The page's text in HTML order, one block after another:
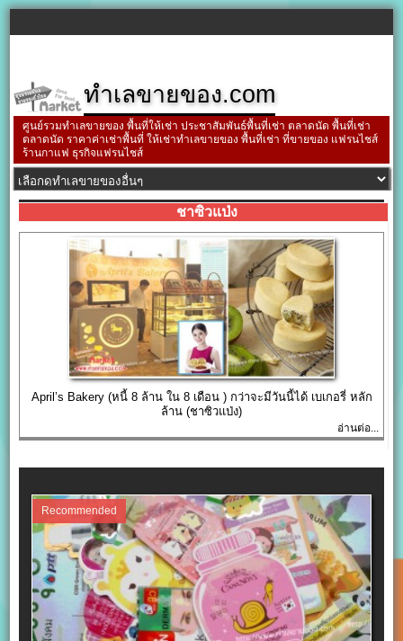
ทำเลขายของ.com
ศูนย์รวมทำเลขายของ พื้นที่ให้เช่า ประชาสัมพันธ์พื้นที่เช่า ตลาดนัด พื้นที่เช่า
ตลาดนัด ราคาค่าเช่าพื้นที่ ให้เช่าทำเลขายของ พื้นที่เช่า ที่ขายของ แฟรนไชส์
ร้านกาแฟ ธุรกิจแฟรนไชส์
ชาซิวแป่ง
April’s Bakery (หนี้ 8 ล้าน ใน 8 เดือน ) กว่าจะมีวันนี้ได้ เบเกอรี่ หลัก
ล้าน (ชาซิวแป่ง)
อ่านต่อ...
Recommended